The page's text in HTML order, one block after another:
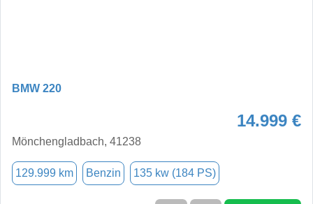
BMW 220
14.999 €
Mönchengladbach, 41238
129.999 km Benzin 135 kw (184 PS)